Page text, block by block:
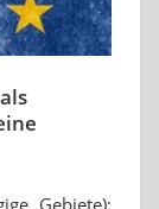
Gebiete):